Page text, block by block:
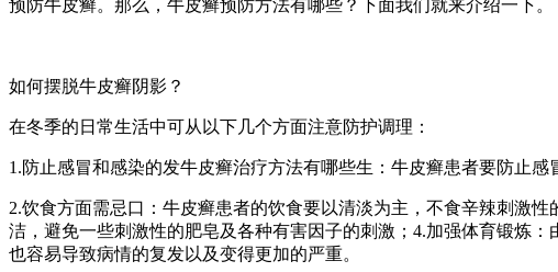
预防牛皮癣。那么，牛皮癣预防方法有哪些？下面我们就来介绍一下。
如何摆脱牛皮癣阴影？
在冬季的日常生活中可从以下几个方面注意防护调理：
1.防止感冒和感染的发牛皮癣治疗方法有哪些生：牛皮癣患者要防止
2.饮食方面需忌口：牛皮癣患者的饮食要以清淡为主，不食辛辣刺激
洁，避免一些刺激性的肥皂及各种有害因子的刺激；4.加强体育锻炼
也容易导致病情的复发以及变得更加的严重。